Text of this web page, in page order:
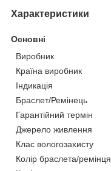
Характеристики
Основні
Виробник
Країна виробник
Індикація
Браслет/Ремінець
Гарантійний термін
Джерело живлення
Клас вологозахисту
Колір браслета/ремінця